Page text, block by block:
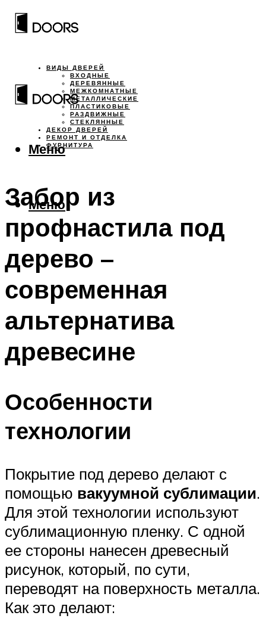
ВИДЫ ДВЕРЕЙ
ВХОДНЫЕ
ДЕРЕВЯННЫЕ
МЕЖКОМНАТНЫЕ
МЕТАЛЛИЧЕСКИЕ
ПЛАСТИКОВЫЕ
РАЗДВИЖНЫЕ
СТЕКЛЯННЫЕ
ДЕКОР ДВЕРЕЙ
РЕМОНТ И ОТДЕЛКА
ФУРНИТУРА
Меню
Меню
Забор из
профнастила под
дерево –
современная
альтернатива
древесине
Особенности
технологии
Покрытие под дерево делают с
помощью вакуумной сублимации.
Для этой технологии используют
сублимационную пленку. С одной
ее стороны нанесен древесный
рисунок, который, по сути,
переводят на поверхность металла.
Как это делают: